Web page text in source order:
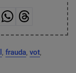
, frauda, vot,